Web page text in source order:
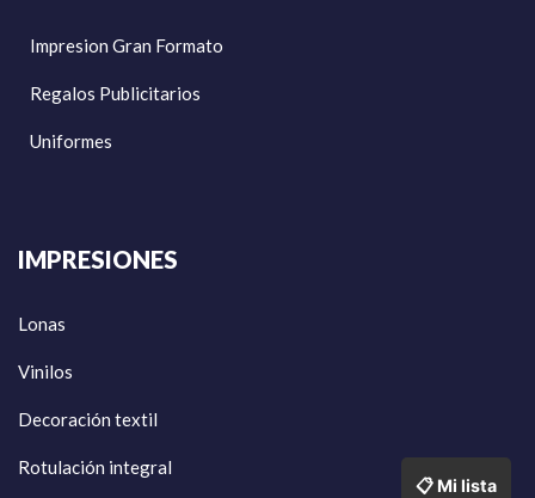
Impresion Gran Formato
Regalos Publicitarios
Uniformes
IMPRESIONES
Lonas
Vinilos
Decoración textil
Rotulación integral
📋 Mi lista